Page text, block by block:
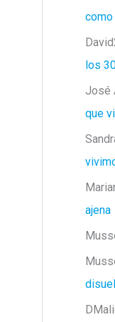
los
José
que
ajena